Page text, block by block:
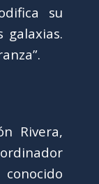
su
galaxias.
Rivera,